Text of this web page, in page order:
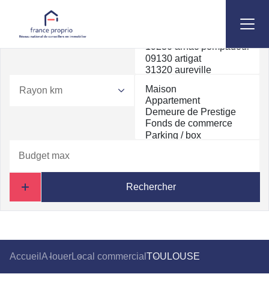
Rayon km
Rechercher
Accueil A louerLocal commercial TOULOUSE